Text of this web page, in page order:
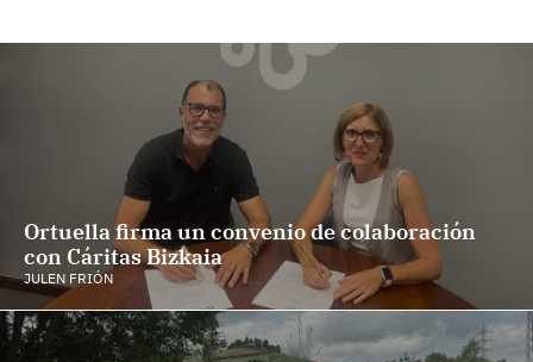
Ortuella firma un convenio de colaboración
con Cáritas Bizkaia
JULEN FRIÓN